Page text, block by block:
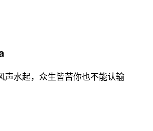
声水起，众生皆苦你也不能认输